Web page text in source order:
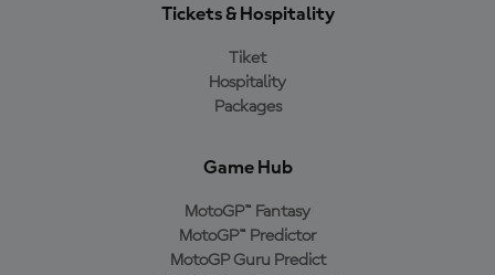
Tickets & Hospitality
Tiket
Hospitality
Packages
Game Hub
MotoGP™ Fantasy
MotoGP™ Predictor
MotoGP Guru Predict